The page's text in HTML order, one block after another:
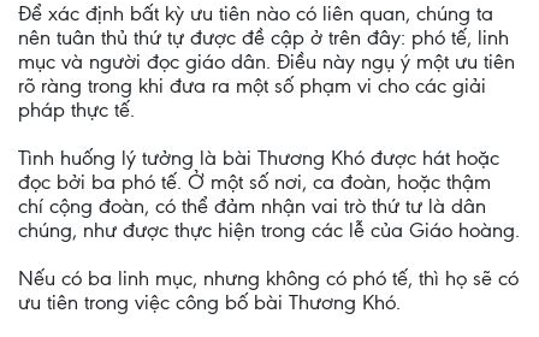
Để xác định bất kỳ ưu tiên nào có liên quan, chúng ta
nên tuân thủ thứ tự được đề cập ở trên đây: phó tế, linh
mục và người đọc giáo dân. Điều này ngụ ý một ưu tiên
rõ ràng trong khi đưa ra một số phạm vi cho các giải
pháp thực tế.
Tình huống lý tưởng là bài Thương Khó được hát hoặc
đọc bởi ba phó tế. Ở một số nơi, ca đoàn, hoặc thậm
chí cộng đoàn, có thể đảm nhận vai trò thứ tư là dân
chúng, như được thực hiện trong các lễ của Giáo hoàng.
Nếu có ba linh mục, nhưng không có phó tế, thì họ sẽ có
ưu tiên trong việc công bố bài Thương Khó.